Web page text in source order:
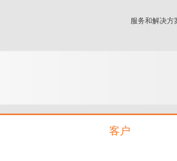
服务和解决
客户